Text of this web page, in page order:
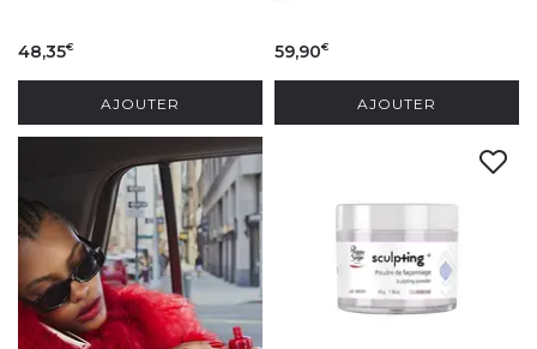
48,35€
AJOUTER
59,90€
AJOUTER